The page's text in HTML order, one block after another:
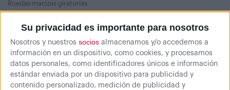
Su privacidad es importante para nosotros
Nosotros y nuestros socios almacenamos y/o accedemos a
información en un dispositivo, como cookies, y procesamos
datos personales, como identificadores únicos e información
estándar enviada por un dispositivo para publicidad y
contenido personalizado, medición de publicidad y
Ruedas macizas giratorias
Cantidad